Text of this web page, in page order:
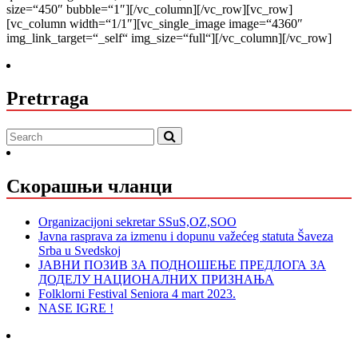
size=“450″ bubble=“1″][/vc_column][/vc_row][vc_row]
[vc_column width=“1/1″][vc_single_image image=“4360″
img_link_target=“_self“ img_size=“full“][/vc_column][/vc_row]
Pretrraga
Скорашњи чланци
Organizacijoni sekretar SSuS,OZ,SOO
Javna rasprava za izmenu i dopunu važećeg statuta Šaveza
Srba u Svedskoj
ЈАВНИ ПОЗИВ ЗА ПОДНОШЕЊЕ ПРЕДЛОГА ЗА
ДОДЕЛУ НАЦИОНАЛНИХ ПРИЗНАЊА
Folklorni Festival Seniora 4 mart 2023.
NASE IGRE !